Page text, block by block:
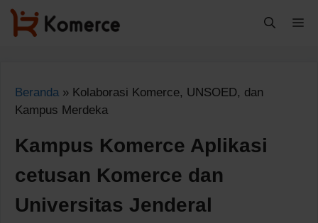
Langsung
Beranda » Kolaborasi Komerce, UNSOED, dan
Kampus Merdeka
Kampus Komerce Aplikasi
cetusan Komerce dan
Universitas Jenderal